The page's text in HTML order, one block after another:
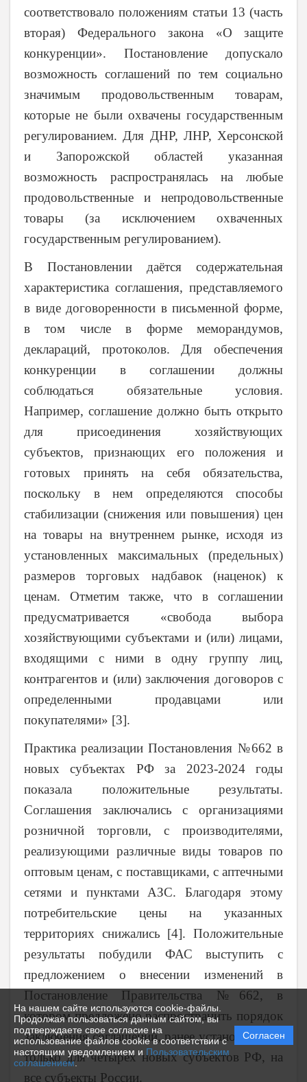
На нашем сайте используются cookie-файлы.
Продолжая пользоваться данным сайтом, вы
подтверждаете свое согласие на
использование файлов cookie в соответствии с
настоящим уведомлением и Пользовательским
соглашением.
Согласен
соответствовало положениям статьи 13 (часть
вторая) Федерального закона «О защите
конкуренции». Постановление допускало
возможность соглашений по тем социально
значимым продовольственным товарам,
которые не были охвачены государственным
регулированием. Для ДНР, ЛНР, Херсонской
и Запорожской областей указанная
возможность распространялась на любые
продовольственные и непродовольственные
товары (за исключением охваченных
государственным регулированием).
В Постановлении даётся содержательная
характеристика соглашения, представляемого
в виде договоренности в письменной форме,
в том числе в форме меморандумов,
деклараций, протоколов. Для обеспечения
конкуренции в соглашении должны
соблюдаться обязательные условия.
Например, соглашение должно быть открыто
для присоединения хозяйствующих
субъектов, признающих его положения и
готовых принять на себя обязательства,
поскольку в нем определяются способы
стабилизации (снижения или повышения) цен
на товары на внутреннем рынке, исходя из
установленных максимальных (предельных)
размеров торговых надбавок (наценок) к
ценам. Отметим также, что в соглашении
предусматривается «свобода выбора
хозяйствующими субъектами и (или) лицами,
входящими с ними в одну группу лиц,
контрагентов и (или) заключения договоров с
определенными продавцами или
покупателями» [3].
Практика реализации Постановления №662 в
новых субъектах РФ за 2023-2024 годы
показала положительные результаты.
Соглашения заключались с организациями
розничной торговли, с производителями,
реализующими различные виды товаров по
оптовым ценам, с поставщиками, с аптечными
сетями и пунктами АЗС. Благодаря этому
потребительские цены на указанных
территориях снижались [4]. Положительные
результаты побудили ФАС выступить с
предложением о внесении изменений в
Постановление Правительства №662, в
котором предложено распространить порядок
заключения соглашений, ранее установленный
только для четырёх новых субъектов РФ, на
все субъекты России.